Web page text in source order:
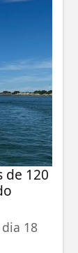
de 120
18